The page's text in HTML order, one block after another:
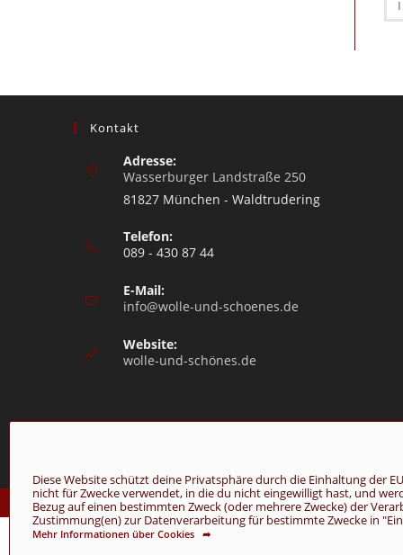
Diese Website schützt deine Privatsphäre durch die Einhaltung der
nicht für Zwecke verwendet, in die du nicht eingewilligt hast, und
Bezug auf einen bestimmten Zweck (oder mehrere Zwecke) der
Zustimmung(en) zur Datenverarbeitung für bestimmte Zwecke in
Mehr Informationen über Cookies ➦
Kontakt
Adresse:
Wasserburger Landstraße 250
81827 München - Waldtrudering
Telefon:
089 - 430 87 44
E-Mail:
info@wolle-und-schoenes.de
Website:
wolle-und-schönes.de
© Copyright 2026 - Wolle & Schönes